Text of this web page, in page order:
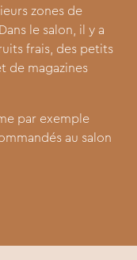
zones de
le salon, il y a
frais, des petits
de magazines
par exemple
au salon